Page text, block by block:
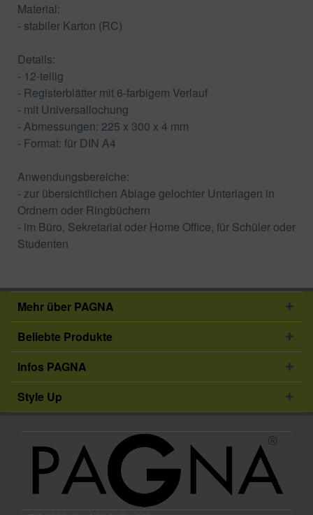
Material:
- stabiler Karton (RC)
Details:
- 12-teilig
- Registerblätter mit 6-farbigem Verlauf
- mit Universallochung
- Abmessungen: 225 x 300 x 4 mm
- Format: für DIN A4
Anwendungsbereiche:
- zur übersichtlichen Ablage gelochter Unterlagen in
Ordnern oder Ringbüchern
- im Büro, Sekretariat oder Home Office, für Schüler oder
Studenten
Mehr über PAGNA
Beliebte Produkte
Infos PAGNA
Style Up